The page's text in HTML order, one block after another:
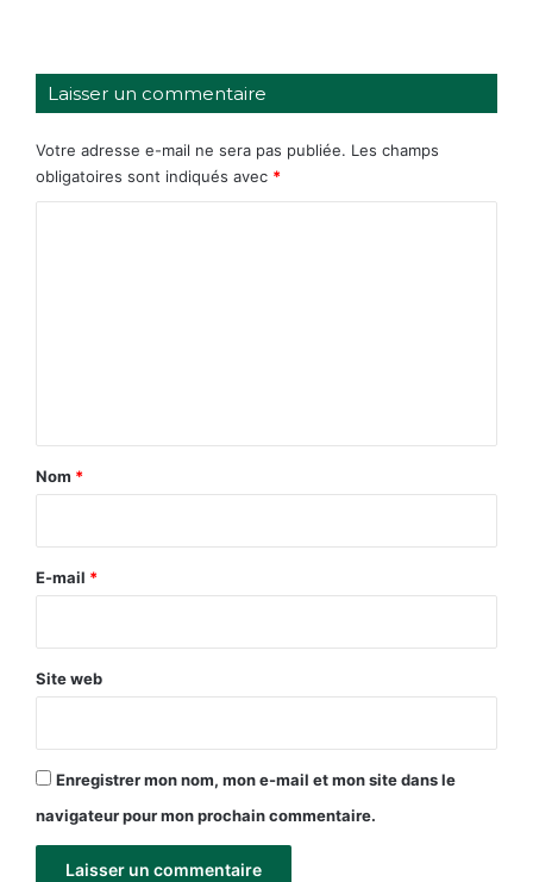
Laisser un commentaire
Votre adresse e-mail ne sera pas publiée. Les champs
obligatoires sont indiqués avec *
a
e
Nom *
E-mail *
Site web
Enregistrer mon nom, mon e-mail et mon site dans le
navigateur pour mon prochain commentaire.